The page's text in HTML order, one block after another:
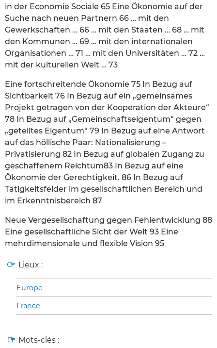
in der Economie Sociale 65 Eine Ökonomie auf der
Suche nach neuen Partnern 66 … mit den
Gewerkschaften … 66 … mit den Staaten … 68 … mit
den Kommunen … 69 … mit den internationalen
Organisationen … 71 … mit den Universitäten … 72 …
mit der kulturellen Welt … 73
Eine fortschreitende Ökonomie 75 In Bezug auf
Sichtbarkeit 76 In Bezug auf ein „gemeinsames
Projekt getragen von der Kooperation der Akteure“
78 In Bezug auf „Gemeinschaftseigentum“ gegen
„geteiltes Eigentum“ 79 In Bezug auf eine Antwort
auf das höllische Paar: Nationalisierung –
Privatisierung 82 In Bezug auf globalen Zugang zu
geschaffenem Reichtum83 In Bezug auf eine
Ökonomie der Gerechtigkeit. 86 In Bezug auf
Tätigkeitsfelder im gesellschaftlichen Bereich und
im Erkenntnisbereich 87
Neue Vergesellschaftung gegen Fehlentwicklung 88
Eine gesellschaftliche Sicht der Welt 93 Eine
mehrdimensionale und flexible Vision 95
Lieux :
Europe
France
Mots-clés :